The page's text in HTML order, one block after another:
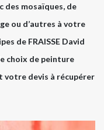
des mosaïques, de
ou d’autres à votre
de FRAISSE David
choix de peinture
votre devis à récupérer